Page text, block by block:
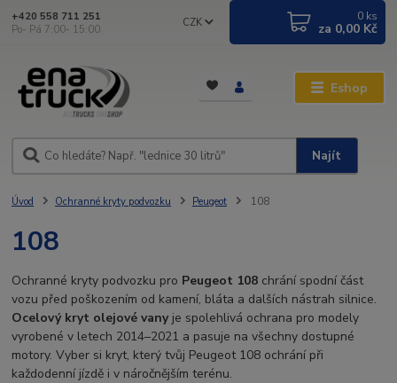
Eshop
CZK
Najít
+420 558 711 251
Po- Pá 7:00- 15:00
0 ks
za 0,00 Kč
Úvod Ochranné kryty podvozku Peugeot 108
108
Ochranné kryty podvozku pro Peugeot 108 chrání spodní část
vozu před poškozením od kamení, bláta a dalších nástrah silnice.
Ocelový kryt olejové vanyje spolehlivá ochrana pro modely
vyrobené v letech 2014–2021 a pasuje na všechny dostupné
motory. Vyber si kryt, který tvůj Peugeot 108 ochrání při
každodenní jízdě i v náročnějším terénu.